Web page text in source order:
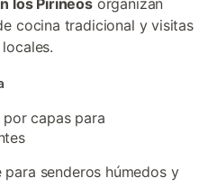
los Pirineosorganizan
cocina tradicional y visitas
capas para
senderos húmedos y